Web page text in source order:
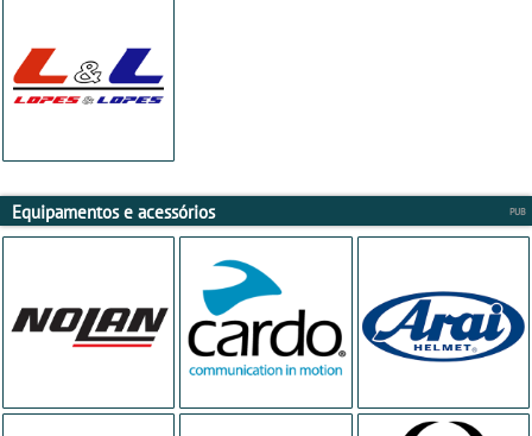
Equipamentos e acessórios